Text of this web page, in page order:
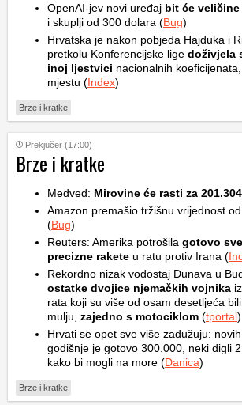
OpenAI-jev novi uređaj bit će
i skuplji od 300 dolara (Bug)
Hrvatska je nakon pobjeda Hajduka i
pretkolu Konferencijske lige doživjela
inoj ljestvici nacionalnih
mjestu (Index)
Brze i kratke
Prekjučer (17:00)
Brze i kratke
Medved: Mirovine će rasti za
Amazon premašio tržišnu vrijednost
(Bug)
Reuters: Amerika potrošila gotovo
precizne rakete u ratu protiv Irana (
Rekordno nizak vodostaj Dunava u
ostatke dvojice njemačkih vojnika
rata koji su više od osam desetljeća
mulju, zajedno s motociklom (tportal)
Hrvati se opet sve više zadužuju:
godišnje je gotovo 300.000, neki digli
kako bi mogli na more (Danica)
Brze i kratke